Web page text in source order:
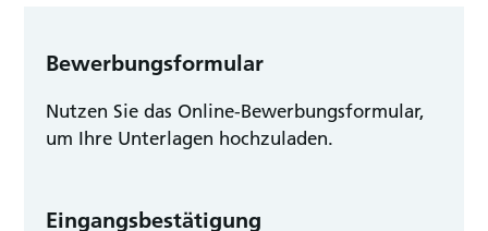
Bewerbungsformular
Nutzen Sie das Online-Bewerbungsformular,
um Ihre Unterlagen hochzuladen.
Eingangsbestätigung